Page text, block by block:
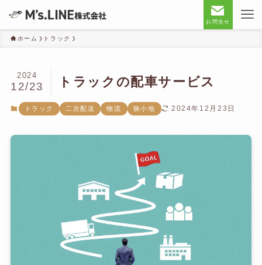
お問合せ
ホーム トラック
トラックの配車サービス
2024
12/23
トラック 二次配送 物流 狭小地 2024年12月23日